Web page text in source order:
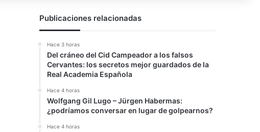
Publicaciones relacionadas
Hace 3 horas
Del cráneo del Cid Campeador a los falsos
Cervantes: los secretos mejor guardados de la
Real Academia Española
Hace 4 horas
Wolfgang Gil Lugo – Jürgen Habermas:
¿podríamos conversar en lugar de golpearnos?
Hace 4 horas